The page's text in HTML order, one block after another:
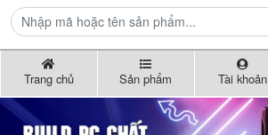
Trang chủ Sản phẩm Tài khoản